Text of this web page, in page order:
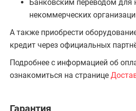
Банковским переводом для
некоммерческих
А также приобрести
кредит через официальных
Подробнее с информацией об
ознакомиться на странице
Гарантия